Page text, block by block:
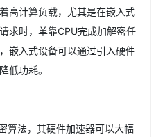
高计算负载，尤其是在嵌入式
求时，单靠CPU完成加解密任
嵌入式设备可以通过引入硬件
低功耗。
算法，其硬件加速器可以大幅